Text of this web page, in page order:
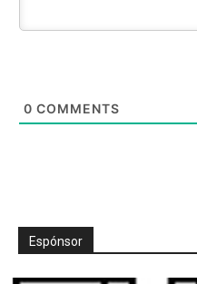
0 COMMENTS
Espónsor